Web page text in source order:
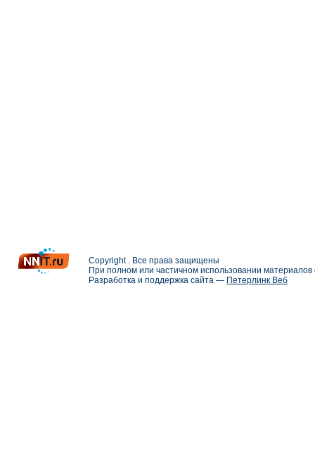
Copyright . Все права защищены
При полном или частичном использовании
Разработка и поддержка сайта — Петерлинк Веб